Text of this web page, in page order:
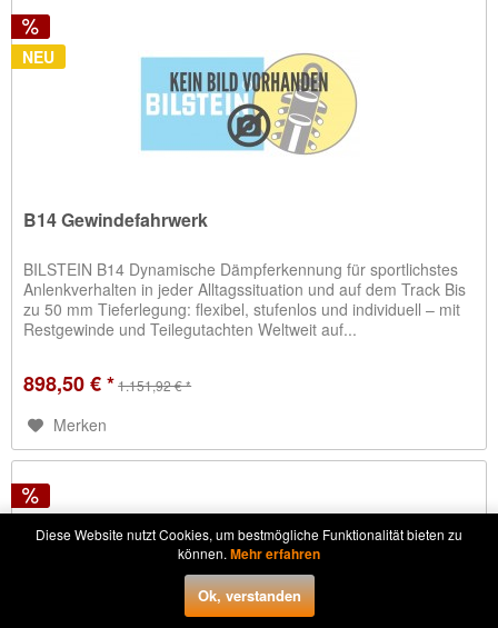
NEU
B14 Gewindefahrwerk
BILSTEIN B14 Dynamische Dämpferkennung für sportlichstes
Anlenkverhalten in jeder Alltagssituation und auf dem Track Bis
zu 50 mm Tieferlegung: flexibel, stufenlos und individuell – mit
Restgewinde und Teilegutachten Weltweit auf...
898,50 € *1.151,92 € *
Merken
NEU
Diese Website nutzt Cookies, um bestmögliche Funktionalität bieten zu
können. Mehr erfahren
Ok, verstanden